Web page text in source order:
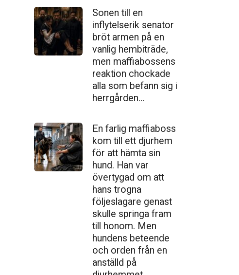
Sonen till en
inflytelserik senator
bröt armen på en
vanlig hembiträde,
men maffiabossens
reaktion chockade
alla som befann sig i
herrgården…
En farlig maffiaboss
kom till ett djurhem
för att hämta sin
hund. Han var
övertygad om att
hans trogna
följeslagare genast
skulle springa fram
till honom. Men
hundens beteende
och orden från en
anställd på